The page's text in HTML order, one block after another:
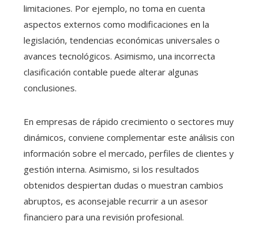
limitaciones. Por ejemplo, no toma en cuenta
aspectos externos como modificaciones en la
legislación, tendencias económicas universales o
avances tecnológicos. Asimismo, una incorrecta
clasificación contable puede alterar algunas
conclusiones.
En empresas de rápido crecimiento o sectores muy
dinámicos, conviene complementar este análisis con
información sobre el mercado, perfiles de clientes y
gestión interna. Asimismo, si los resultados
obtenidos despiertan dudas o muestran cambios
abruptos, es aconsejable recurrir a un asesor
financiero para una revisión profesional.